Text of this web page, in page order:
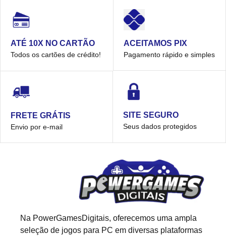
ATÉ 10X NO CARTÃO
Todos os cartões de crédito!
ACEITAMOS PIX
Pagamento rápido e simples
FRETE GRÁTIS
Envio por e-mail
SITE SEGURO
Seus dados protegidos
Na PowerGamesDigitais, oferecemos uma ampla
seleção de jogos para PC em diversas plataformas